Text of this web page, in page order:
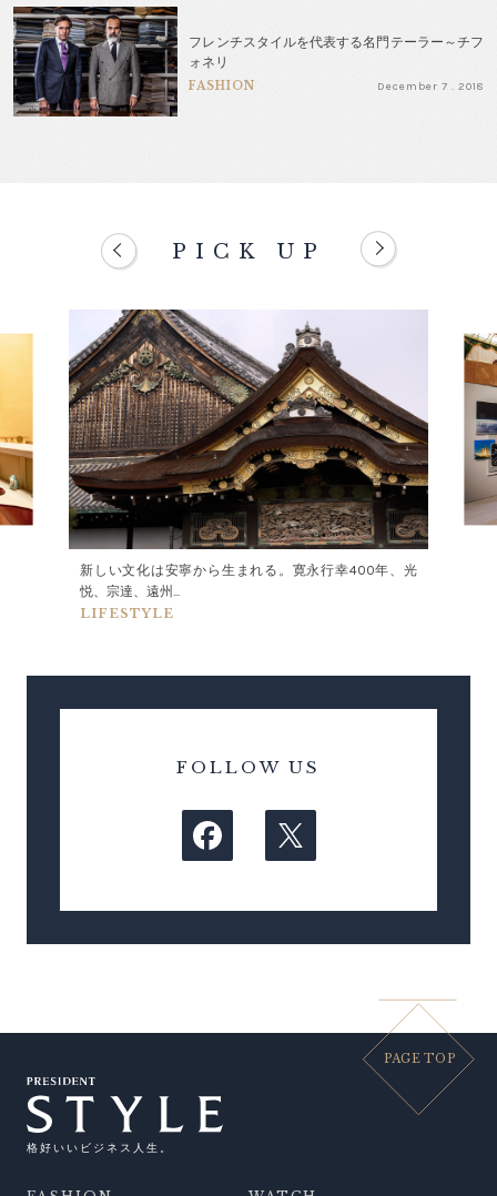
フレンチスタイルを代表する名門テーラー～チフ
ォネリ
FASHION December 7 . 2018
PICK UP
新しい文化は安寧から生まれる。寛永行幸400年、光
悦、宗達、遠州...
LIFESTYLE
FOLLOW US
PAGE TOP
格好いいビジネス人生。